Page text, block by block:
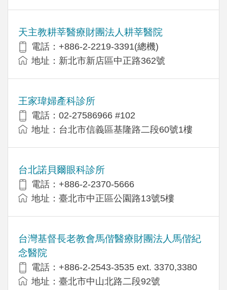
天主教耕莘醫療財團法人耕莘醫院
電話：+886-2-2219-3391(總機)
地址：新北市新店區中正路362號
王家瑋婦產科診所
電話：02-27586966 #102
地址：台北市信義區基隆路二段60號1樓
台北諾貝爾眼科診所
電話：+886-2-2370-5666
地址：臺北市中正區公園路13號5樓
台灣基督長老教會馬偕醫療財團法人馬偕紀
念醫院
電話：+886-2-2543-3535 ext. 3370,3380
地址：臺北市中山北路二段92號